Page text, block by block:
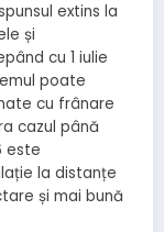
extins la
și
cu 1 iulie
poate
cu frânare
cazul până
este
la distanțe
și mai bună